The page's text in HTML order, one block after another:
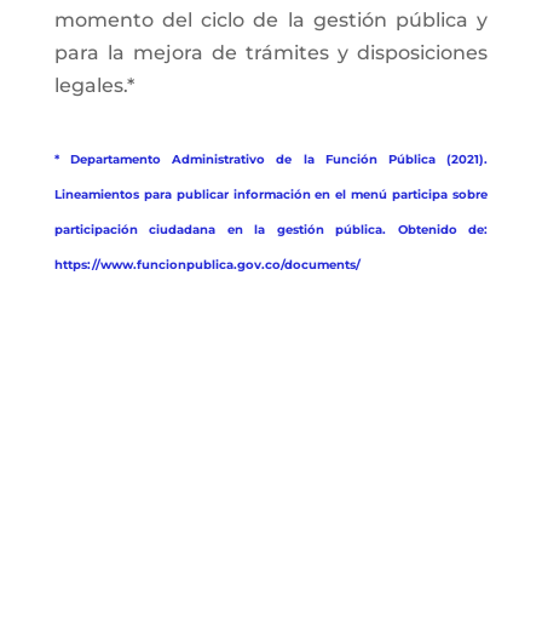
momento del ciclo de la gestión pública y
para la mejora de trámites y disposiciones
legales.*
* Departamento Administrativo de la Función Pública (2021).
Lineamientos para publicar información en el menú participa sobre
participación ciudadana en la gestión pública. Obtenido de:
https://www.funcionpublica.gov.co/documents/